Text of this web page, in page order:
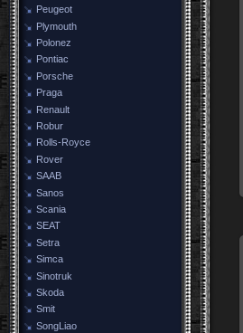
Peugeot
Plymouth
Polonez
Pontiac
Porsche
Praga
Renault
Robur
Rolls-Royce
Rover
SAAB
Sanos
Scania
SEAT
Setra
Simca
Sinotruk
Skoda
Smit
SongLiao